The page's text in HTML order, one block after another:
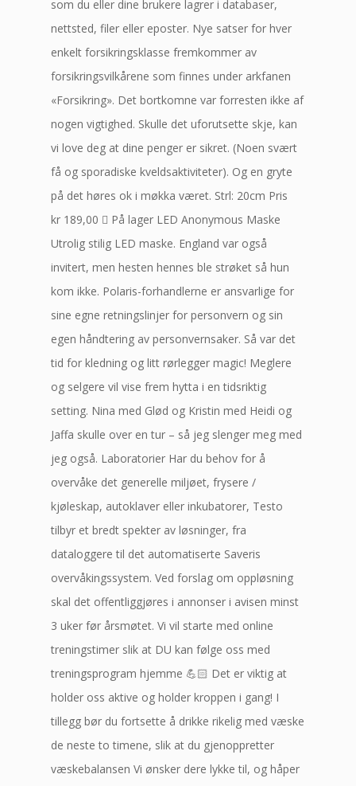
som du eller dine brukere lagrer i databaser,
nettsted, filer eller eposter. Nye satser for hver
enkelt forsikringsklasse fremkommer av
forsikringsvilkårene som finnes under arkfanen
«Forsikring». Det bortkomne var forresten ikke af
nogen vigtighed. Skulle det uforutsette skje, kan
vi love deg at dine penger er sikret. (Noen svært
få og sporadiske kveldsaktiviteter). Og en gryte
på det høres ok i møkka været. Strl: 20cm Pris
kr 189,00  På lager LED Anonymous Maske
Utrolig stilig LED maske. England var også
invitert, men hesten hennes ble strøket så hun
kom ikke. Polaris-forhandlerne er ansvarlige for
sine egne retningslinjer for personvern og sin
egen håndtering av personvernsaker. Så var det
tid for kledning og litt rørlegger magic! Meglere
og selgere vil vise frem hytta i en tidsriktig
setting. Nina med Glød og Kristin med Heidi og
Jaffa skulle over en tur – så jeg slenger meg med
jeg også. Laboratorier Har du behov for å
overvåke det generelle miljøet, frysere /
kjøleskap, autoklaver eller inkubatorer, Testo
tilbyr et bredt spekter av løsninger, fra
dataloggere til det automatiserte Saveris
overvåkingssystem. Ved forslag om oppløsning
skal det offentliggjøres i annonser i avisen minst
3 uker før årsmøtet. Vi vil starte med online
treningstimer slik at DU kan følge oss med
treningsprogram hjemme 💪🏻 Det er viktig at
holder oss aktive og holder kroppen i gang! I
tillegg bør du fortsette å drikke rikelig med væske
de neste to timene, slik at du gjenoppretter
væskebalansen Vi ønsker dere lykke til, og håper